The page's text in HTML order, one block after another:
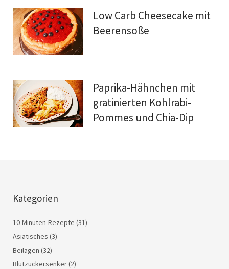
Low Carb Cheesecake mit
Beerensoße
Paprika-Hähnchen mit
gratinierten Kohlrabi-
Pommes und Chia-Dip
Kategorien
10-Minuten-Rezepte (31)
Asiatisches (3)
Beilagen (32)
Blutzuckersenker(2)